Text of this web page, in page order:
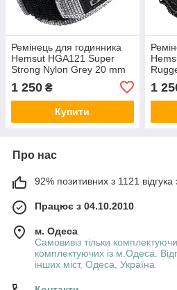
Ремінець для годинника
Hemsut HGA121 Super
Strong Nylon Grey 20 mm
1 250 ₴
Купити
1
Про нас
92% позитивних з 1121 відгука
Працює з 04.10.2010
м. Одеса
Самовивіз тільки
комплектуючих із м.Одеса.
інших міст, Одеса, Україна